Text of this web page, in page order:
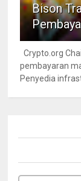
Bison
Crypto.org
pembayaran
Penyedia